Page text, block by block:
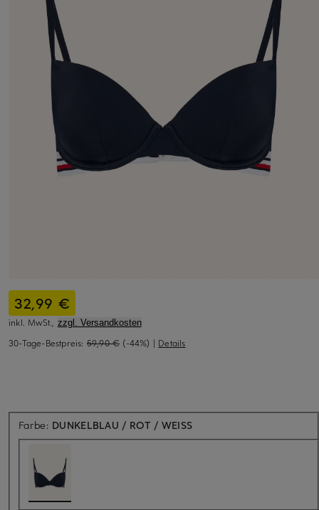
32,99 €
inkl. MwSt., zzgl. Versandkosten
30-Tage-Bestpreis: 59,90 € (-44%) | Details
Farbe: DUNKELBLAU / ROT / WEISS